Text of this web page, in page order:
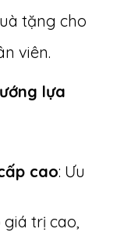
tặng cho
viên.
lựa
cao: Ưu
trị cao,